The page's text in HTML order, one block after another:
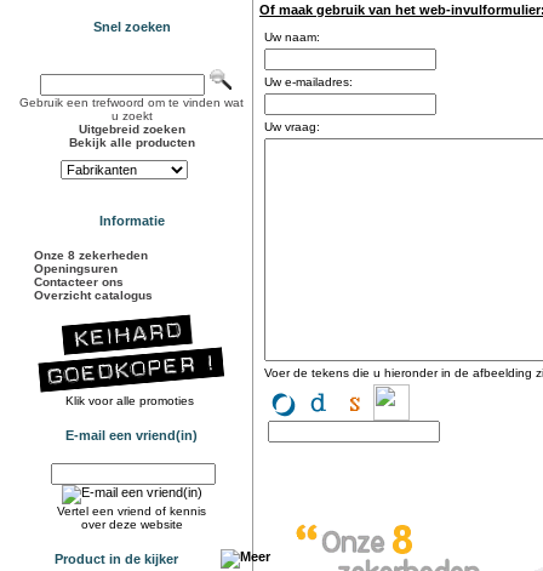
Snel zoeken
Gebruik een trefwoord om te vinden wat
u zoekt
Uitgebreid zoeken
Bekijk alle producten
Informatie
Onze 8 zekerheden
Openingsuren
Contacteer ons
Overzicht catalogus
Klik voor alle promoties
E-mail een vriend(in)
Vertel een vriend of kennis
over deze website
Product in de kijker
Of maak gebruik van het web-
Uw naam:
Uw e-mailadres:
Uw vraag:
Voer de tekens die u hieronder in de afbeelding